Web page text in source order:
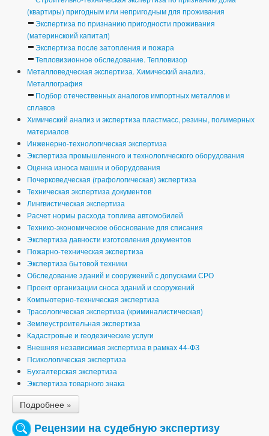
(квартиры) пригодным или непригодным для проживания
Экспертиза по признанию пригодности проживания
(материнскоий капитал)
Экспертиза после затопления и пожара
Тепловизионное обследование. Тепловизор
Металловедческая экспертиза. Химический анализ.
Металлография
Подбор отечественных аналогов импортных металлов и
сплавов
Химический анализ и экспертиза пластмасс, резины, полимерных
материалов
Инженерно-технологическая экспертиза
Экспертиза промышленного и технологического оборудования
Оценка износа машин и оборудования
Почерковедческая (графологическая) экспертиза
Техническая экспертиза документов
Лингвистическая экспертиза
Расчет нормы расхода топлива автомобилей
Технико-экономическое обоснование для списания
Экспертиза давности изготовления документов
Пожарно-техническая экспертиза
Экспертиза бытовой техники
Обследование зданий и сооружений с допусками СРО
Проект организации сноса зданий и сооружений
Компьютерно-техническая экспертиза
Трасологическая экспертиза (криминалистическая)
Землеустроительная экспертиза
Кадастровые и геодезические услуги
Внешняя независимая экспертиза в рамках 44-ФЗ
Психологическая экспертиза
Бухгалтерская экспертиза
Экспертиза товарного знака
Подробнее »
Рецензии на судебную экспертизу